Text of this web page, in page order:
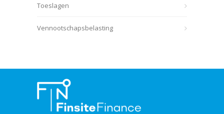
Toeslagen
Vennootschapsbelasting